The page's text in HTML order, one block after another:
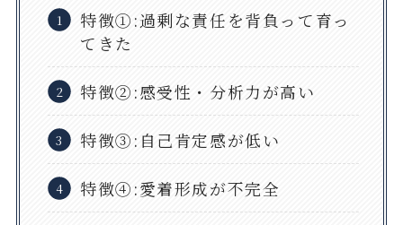
特徴①:過剰な責任を背負って育っ
てきた
特徴②:感受性・分析力が高い
特徴③:自己肯定感が低い
特徴④:愛着形成が不完全